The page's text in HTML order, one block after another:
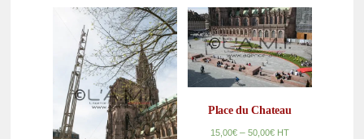
Place du Chateau
15,00€– 50,00€ HT